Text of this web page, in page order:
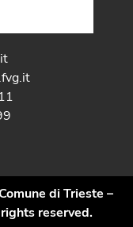
di Trieste –
reserved.